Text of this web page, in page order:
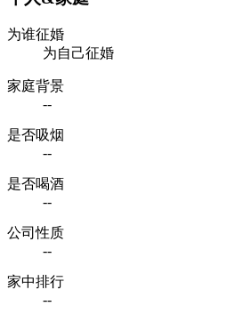
为谁征婚
为自己征婚
家庭背景
--
是否吸烟
--
是否喝酒
--
公司性质
--
家中排行
--